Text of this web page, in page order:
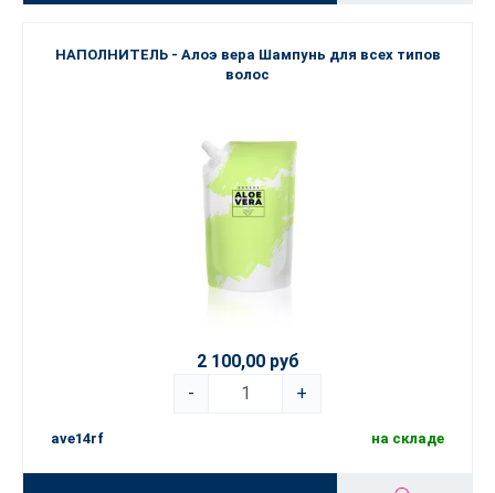
НАПОЛНИТЕЛЬ - Алоэ вера Шампунь для всех типов
волос
2 100,00 руб
-
+
ave14rf на складе